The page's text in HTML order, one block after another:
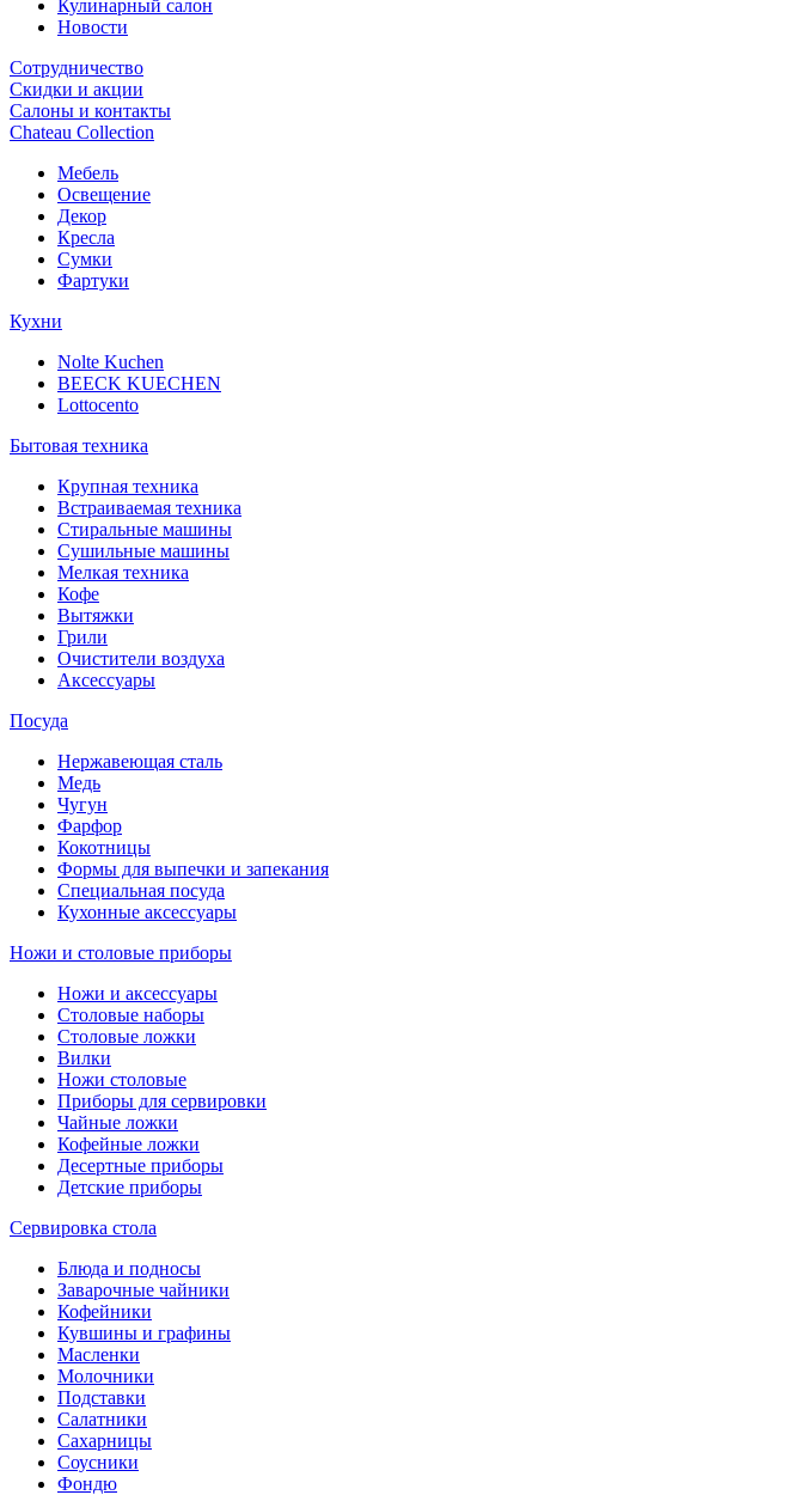
Кулинарный салон
Новости
Сотрудничество
Скидки и акции
Салоны и контакты
Chateau Collection
Мебель
Освещение
Декор
Кресла
Сумки
Фартуки
Кухни
Nolte Kuchen
BEECK KUECHEN
Lottocento
Бытовая техника
Крупная техника
Встраиваемая техника
Стиральные машины
Сушильные машины
Мелкая техника
Кофе
Вытяжки
Грили
Очистители воздуха
Аксессуары
Посуда
Нержавеющая сталь
Медь
Чугун
Фарфор
Кокотницы
Формы для выпечки и запекания
Специальная посуда
Кухонные аксессуары
Ножи и столовые приборы
Ножи и аксессуары
Столовые наборы
Столовые ложки
Вилки
Ножи столовые
Приборы для сервировки
Чайные ложки
Кофейные ложки
Десертные приборы
Детские приборы
Сервировка стола
Блюда и подносы
Заварочные чайники
Кофейники
Кувшины и графины
Масленки
Молочники
Подставки
Салатники
Сахарницы
Соусники
Фондю